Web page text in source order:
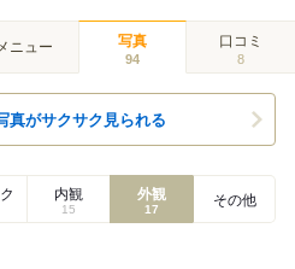
ニュー 写真
94
口コミ
8
真がサクサク見られる
内観
15
外観
17
その他